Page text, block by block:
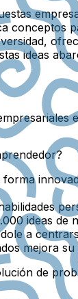
ideas
ideas de
a
mejora
de